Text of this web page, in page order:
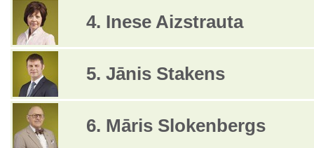
4. Inese Aizstrauta
5. Jānis Stakens
6. Māris Slokenbergs